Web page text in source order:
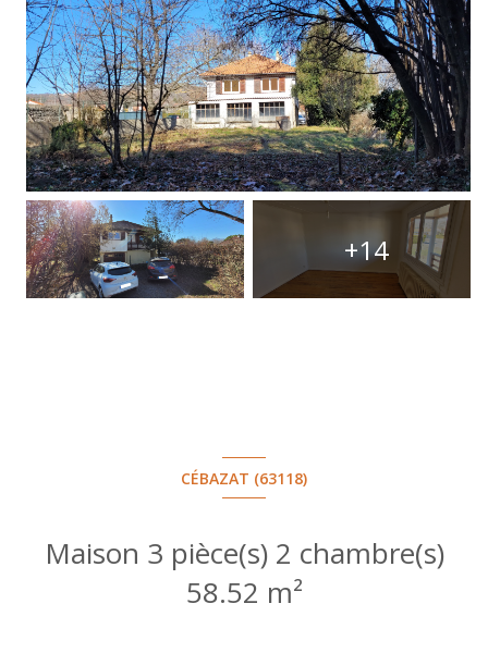
+14
CÉBAZAT (63118)
Maison 3 pièce(s) 2 chambre(s)
58.52 m²